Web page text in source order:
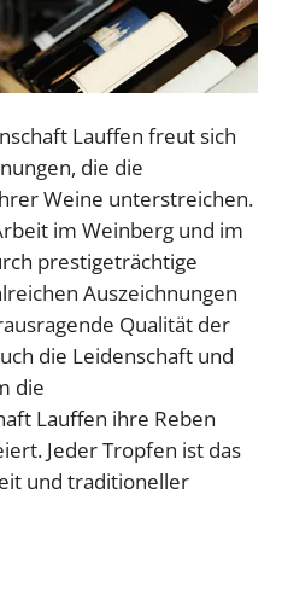
Lauffen freut sich
die die
Weine unterstreichen.
im Weinberg und im
prestigeträchtige
Auszeichnungen
Qualität der
die Leidenschaft und
die
Lauffen ihre Reben
Jeder Tropfen ist das
und traditioneller